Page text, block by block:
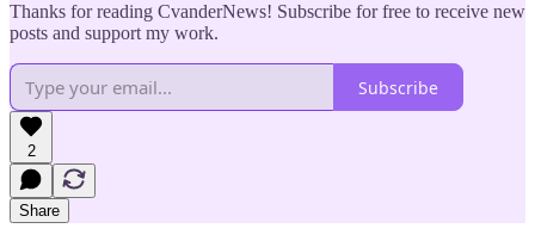
Thanks for reading CvanderNews! Subscribe for free to receive new
posts and support my work.
Subscribe
2
Share